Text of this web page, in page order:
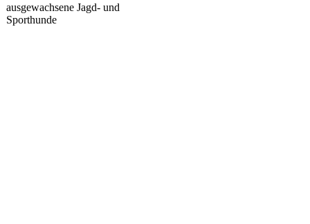
ausgewachsene Jagd- und
Sporthunde